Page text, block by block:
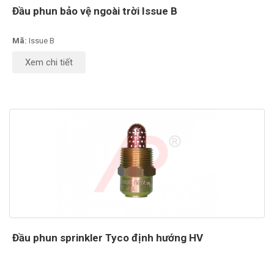
Đầu phun bảo vệ ngoài trời Issue B
Mã: Issue B
Xem chi tiết
Đầu phun sprinkler Tyco định hướng HV